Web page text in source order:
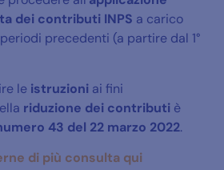
dei contributi INPS a carico
precedenti (a partire dal 1°
le istruzioni ai fini
riduzione dei contributi è
43 del 22 marzo 2022.
di più consulta qui